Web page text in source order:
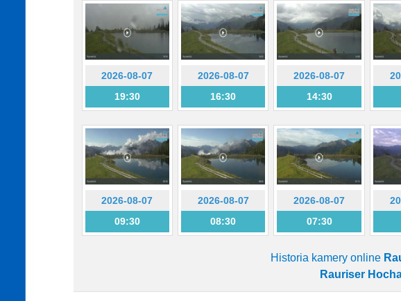
2026-08-07
19:30
2026-08-07
16:30
2026-08-07
14:30
2026-08-07
09:30
2026-08-07
08:30
2026-08-07
07:30
Historia kamery online
Rauriser